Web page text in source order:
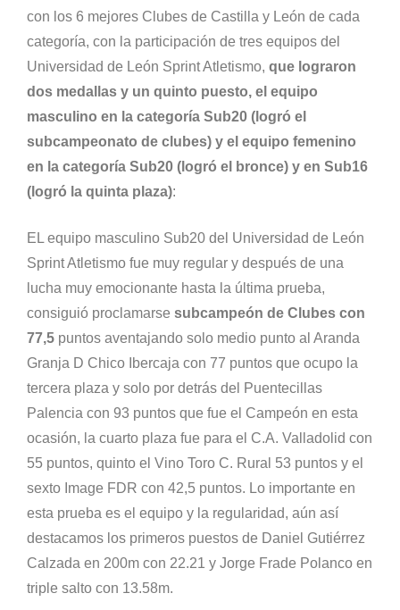
con los 6 mejores Clubes de Castilla y León de cada
categoría, con la participación de tres equipos del
Universidad de León Sprint Atletismo, que lograron
dos medallas y un quinto puesto, el equipo
masculino en la categoría Sub20 (logró el
subcampeonato de clubes) y el equipo femenino
en la categoría Sub20 (logró el bronce) y en Sub16
(logró la quinta plaza):
EL equipo masculino Sub20 del Universidad de León
Sprint Atletismo fue muy regular y después de una
lucha muy emocionante hasta la última prueba,
consiguió proclamarse subcampeón de Clubes con
77,5 puntos aventajando solo medio punto al Aranda
Granja D Chico Ibercaja con 77 puntos que ocupo la
tercera plaza y solo por detrás del Puentecillas
Palencia con 93 puntos que fue el Campeón en esta
ocasión, la cuarto plaza fue para el C.A. Valladolid con
55 puntos, quinto el Vino Toro C. Rural 53 puntos y el
sexto Image FDR con 42,5 puntos. Lo importante en
esta prueba es el equipo y la regularidad, aún así
destacamos los primeros puestos de Daniel Gutiérrez
Calzada en 200m con 22.21 y Jorge Frade Polanco en
triple salto con 13.58m.